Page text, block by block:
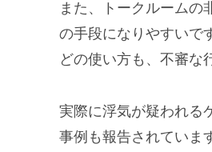
また、トークルームの
の手段になりやすいで
どの使い方も、不審な
実際に浮気が疑われる
事例も報告されていま